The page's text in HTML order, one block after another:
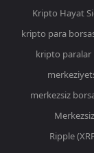
Kripto Hayat
kripto para
kripto paralar
merkezsiz
Ripple